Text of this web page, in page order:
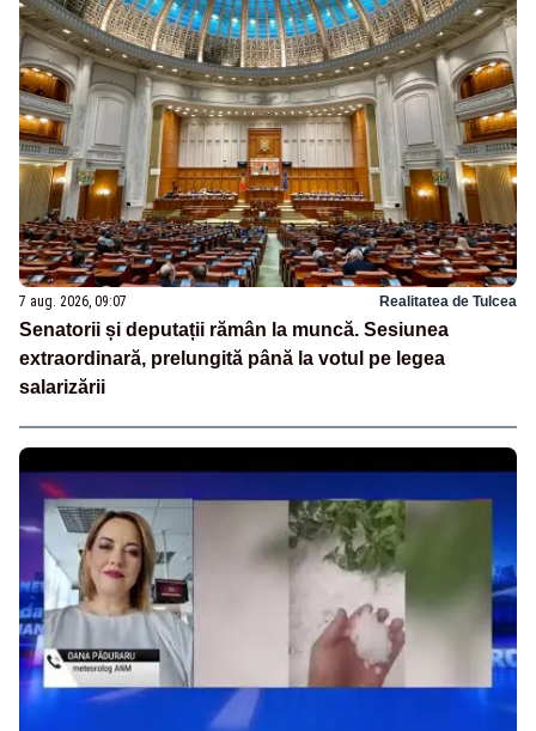
7 aug. 2026, 09:07 Realitatea de Tulcea
Senatorii și deputații rămân la muncă. Sesiunea
extraordinară, prelungită până la votul pe legea
salarizării